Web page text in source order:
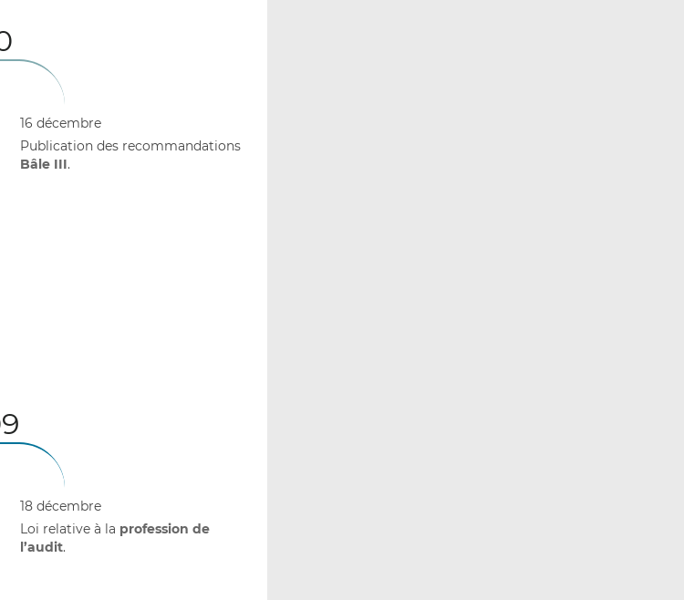
16 décembre
Publication des recommandations
Bâle III.
18 décembre
Loi relative à la profession de
l’audit.